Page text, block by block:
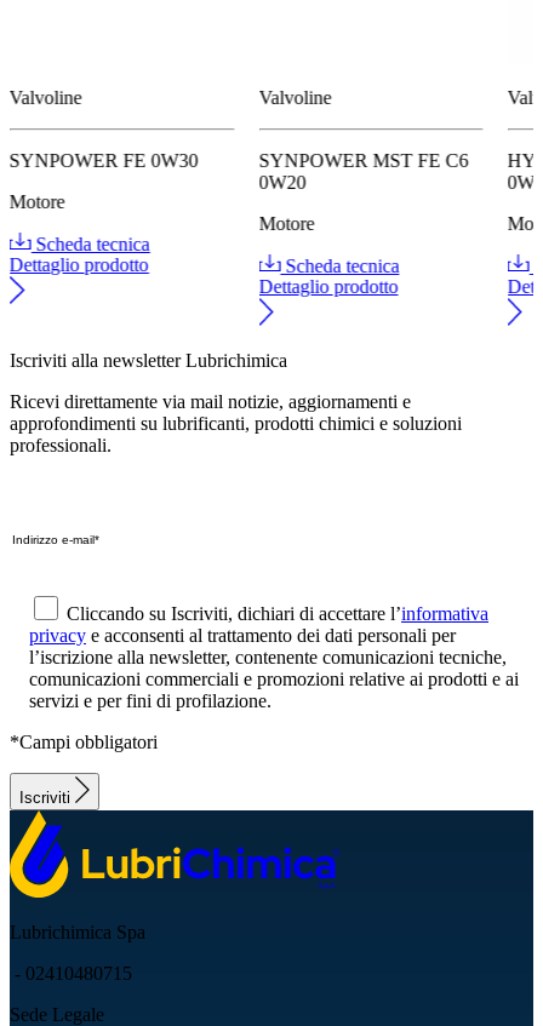
Valvoline
SYNPOWER FE 0W30
Motore
Scheda tecnica
Dettaglio prodotto
Valvoline
SYNPOWER MST FE C6
0W20
Motore
Scheda tecnica
Dettaglio prodotto
Iscriviti alla newsletter Lubrichimica
Ricevi direttamente via mail notizie, aggiornamenti e
approfondimenti su lubrificanti, prodotti chimici e soluzioni
professionali.
Cliccando su Iscriviti, dichiari di accettare l’informativa
privacy e acconsenti al trattamento dei dati personali per
l’iscrizione alla newsletter, contenente comunicazioni tecniche,
comunicazioni commerciali e promozioni relative ai prodotti e ai
servizi e per fini di profilazione.
*Campi obbligatori
Iscriviti
Lubrichimica Spa
- 02410480715
Sede Legale